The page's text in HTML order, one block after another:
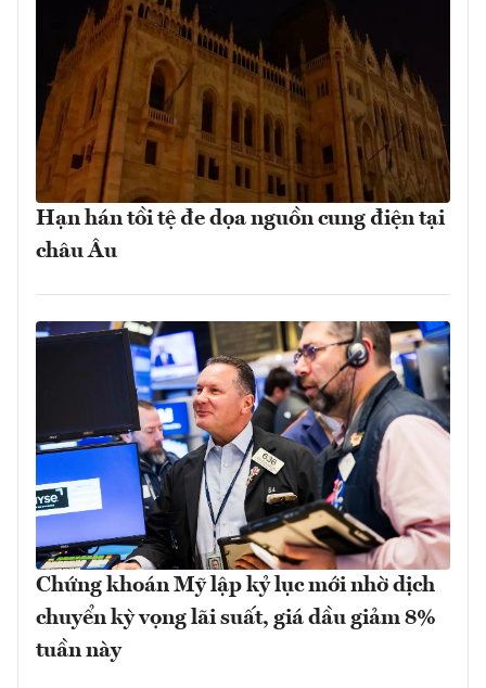
Hạn hán tồi tệ đe dọa nguồn cung điện tại
châu Âu
Chứng khoán Mỹ lập kỷ lục mới nhờ dịch
chuyển kỳ vọng lãi suất, giá dầu giảm 8%
tuần này